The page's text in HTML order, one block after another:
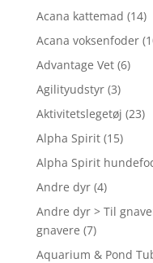
Acana kattemad (14)
Acana voksenfoder
Advantage Vet (6)
Agilityudstyr (3)
Aktivitetslegetøj (23)
Alpha Spirit (15)
Alpha Spirit
Andre dyr (4)
Andre dyr > Til
gnavere (7)
Aquarium & Pond